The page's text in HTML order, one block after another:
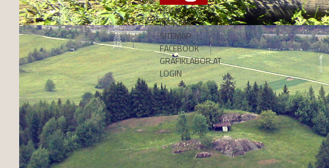
HOME
IMPRESS
SITEMAP
FACEBOOK
GRAFIKLABOR.AT
LOGIN